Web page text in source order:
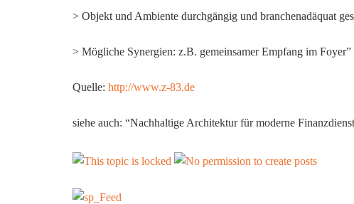
> Objekt und Ambiente durchgängig und branchenadäquat
> Mögliche Synergien: z.B. gemeinsamer Empfang im Foyer”
Quelle: http://www.z-83.de
siehe auch: “Nachhaltige Architektur für moderne